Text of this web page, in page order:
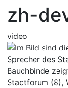
zh-
video